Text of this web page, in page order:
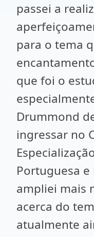
passei a
para o tema
que foi o
Drummond
ingressar no
Portuguesa
ampliei mais
acerca do
atualmente